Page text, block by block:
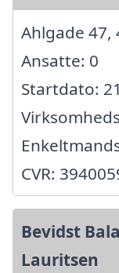
Ahlgade
Ansatte: 0
Startdato:
CVR:
Bevidst
Lauritsen